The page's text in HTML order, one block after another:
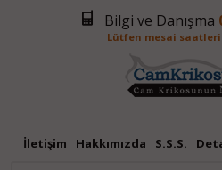
Bilgi ve Danışma
Lütfen mesai saatleri
İletişim Hakkımızda S.S.S.